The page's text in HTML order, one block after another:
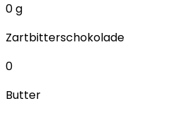
0g
Zartbitterschokolade
0
Butter